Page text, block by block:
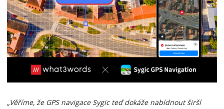
„Věříme, že GPS navigace Sygic teď dokáže nabídnout širší